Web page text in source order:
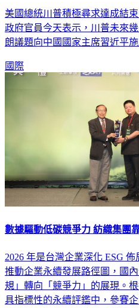
美國總統川普積極尋求達成結
政府官員今天表示，川普未來
朗議題向中國國家主席習近平施
國際
數據驅動低碳競爭力 紡織集團
2026 年是台灣企業深化 ESG
推動企業永續發展路徑圖，國
規」轉向「競爭力」的展現。
具指標性的永續評鑑中，參賽